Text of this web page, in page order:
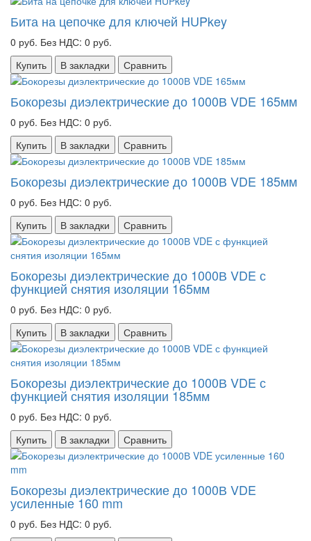
Бита на цепочке для ключей HUPkey
0 руб. Без НДС: 0 руб.
Купить
В закладки Сравнить
Бокорезы диэлектрические до 1000В VDE 165мм
0 руб. Без НДС: 0 руб.
Купить
В закладки Сравнить
Бокорезы диэлектрические до 1000В VDE 185мм
0 руб. Без НДС: 0 руб.
Купить
В закладки Сравнить
Бокорезы диэлектрические до 1000В VDE с
функцией снятия изоляции 165мм
0 руб. Без НДС: 0 руб.
Купить
В закладки Сравнить
Бокорезы диэлектрические до 1000В VDE с
функцией снятия изоляции 185мм
0 руб. Без НДС: 0 руб.
Купить
В закладки Сравнить
Бокорезы диэлектрические до 1000В VDE
усиленные 160 mm
0 руб. Без НДС: 0 руб.